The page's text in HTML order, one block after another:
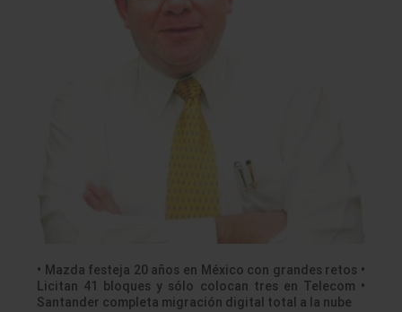
• Mazda festeja 20 años en México con grandes retos •
Licitan 41 bloques y sólo colocan tres en Telecom •
Santander completa migración digital total a la nube